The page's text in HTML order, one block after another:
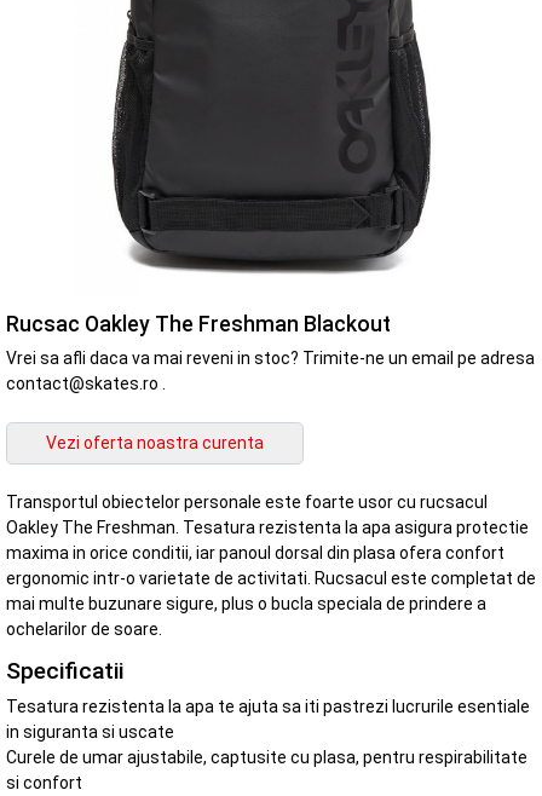
Rucsac Oakley The Freshman Blackout
Vrei sa afli daca va mai reveni in stoc? Trimite-ne un email pe adresa
contact@skates.ro .
Transportul obiectelor personale este foarte usor cu rucsacul
Oakley The Freshman. Tesatura rezistenta la apa asigura protectie
maxima in orice conditii, iar panoul dorsal din plasa ofera confort
ergonomic intr-o varietate de activitati. Rucsacul este completat de
mai multe buzunare sigure, plus o bucla speciala de prindere a
ochelarilor de soare.
Specificatii
Tesatura rezistenta la apa te ajuta sa iti pastrezi lucrurile esentiale
in siguranta si uscate
Curele de umar ajustabile, captusite cu plasa, pentru respirabilitate
si confort